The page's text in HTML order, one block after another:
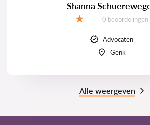
Shanna
Beoordelingen:
0 beoordelingen
Advocaten
Genk
Alle weergeven